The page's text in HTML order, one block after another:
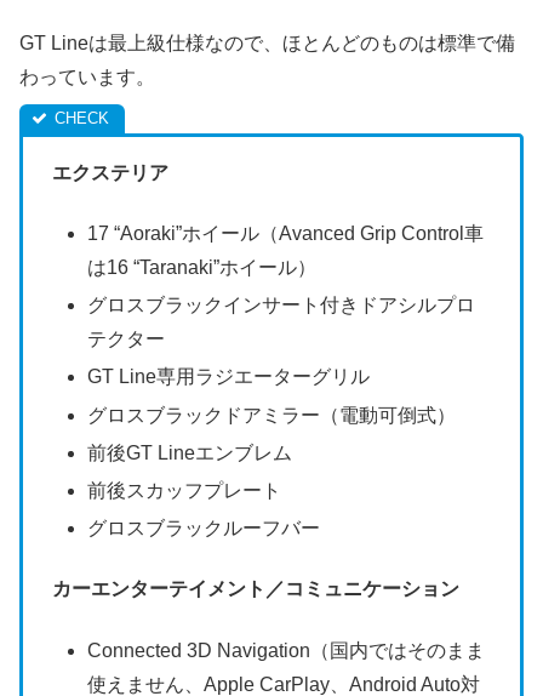
GT Lineは最上級仕様なので、ほとんどのものは標準で備
わっています。
エクステリア
17 “Aoraki”ホイール（Avanced Grip Control車
は16 “Taranaki”ホイール）
グロスブラックインサート付きドアシルプロ
テクター
GT Line専用ラジエーターグリル
グロスブラックドアミラー（電動可倒式）
前後GT Lineエンブレム
前後スカッフプレート
グロスブラックルーフバー
カーエンターテイメント／コミュニケーション
Connected 3D Navigation（国内ではそのまま
使えません、Apple CarPlay、Android Auto対